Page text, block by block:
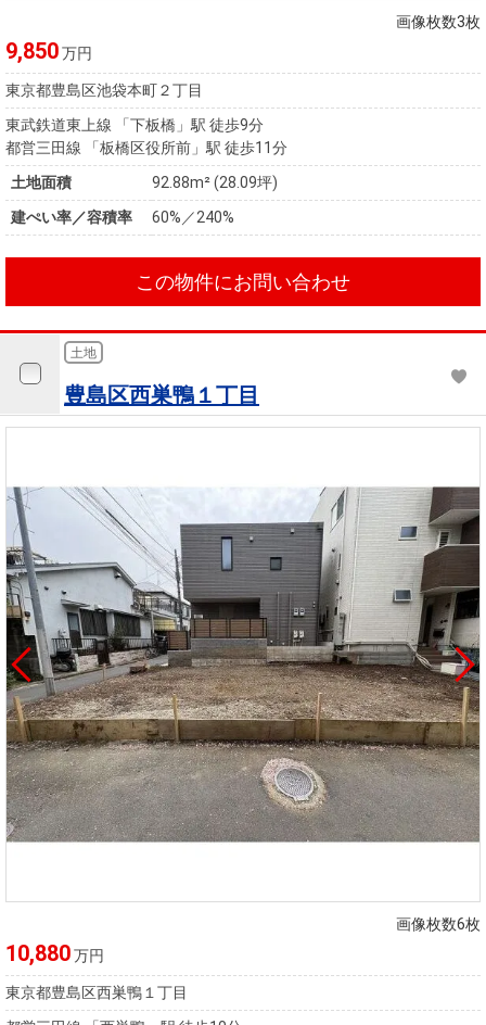
画像枚数3枚
9,850万円
東京都豊島区池袋本町２丁目
東武鉄道東上線 「下板橋」駅 徒歩9分
都営三田線 「板橋区役所前」駅 徒歩11分
土地面積
92.88m² (28.09坪)
建ぺい率／容積率
60%／240%
この物件にお問い合わせ
土地
豊島区西巣鴨１丁目
画像枚数6枚
10,880万円
東京都豊島区西巣鴨１丁目